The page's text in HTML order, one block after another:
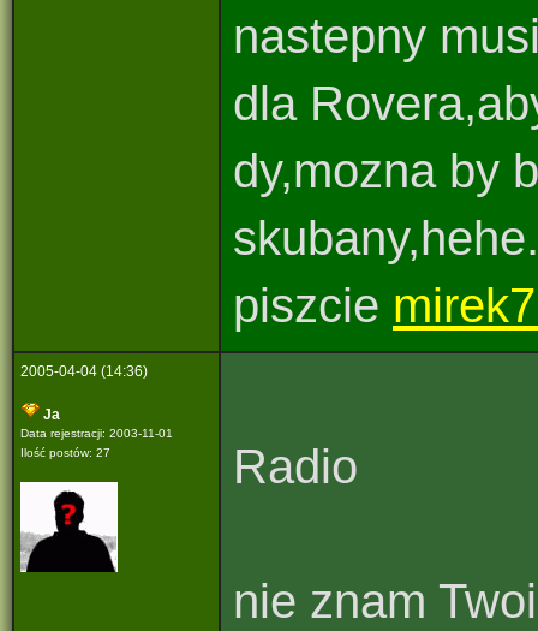
nastepny
dla
dy,mozna by
piszcie
2005-04-04 (14:36)
Ja
Data rejestracji: 2003-11-01
Ilość postów: 27
Radio
nie znam